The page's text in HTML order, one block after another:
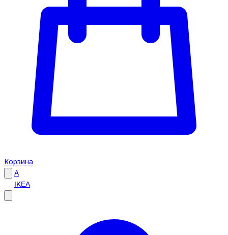
Корзина
A
IKEA